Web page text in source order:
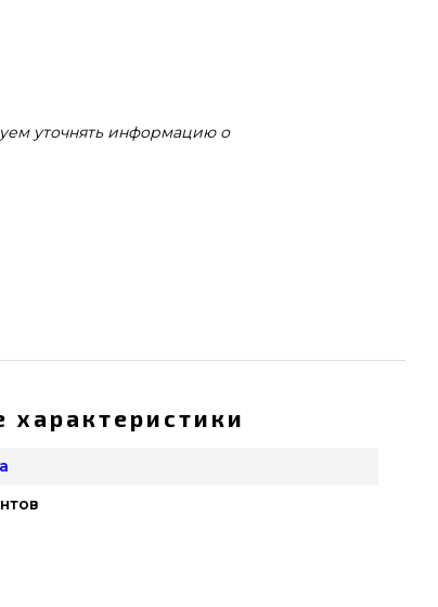
уточнять информацию о
характеристики